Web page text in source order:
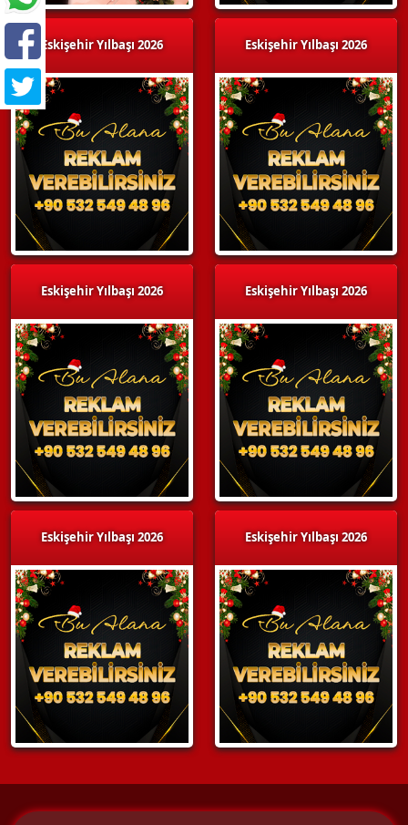
Eskişehir Yılbaşı 2026
Eskişehir Yılbaşı 2026
Eskişehir Yılbaşı 2026
Eskişehir Yılbaşı 2026
Eskişehir Yılbaşı 2026
Eskişehir Yılbaşı 2026